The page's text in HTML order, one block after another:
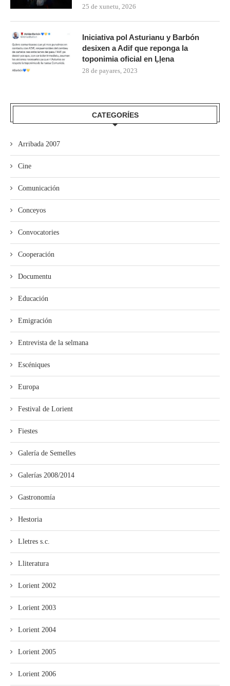
25 de xunetu, 2026
Iniciativa pol Asturianu y Barbón
desixen a Adif que reponga la
toponimia oficial en Ḷḷena
28 de payares, 2023
CATEGORÍES
Arribada 2007
Cine
Comunicación
Conceyos
Convocatories
Cooperación
Documentu
Educación
Emigración
Entrevista de la selmana
Escéniques
Europa
Festival de Lorient
Fiestes
Galería de Semelles
Galerías 2008/2014
Gastronomía
Hestoria
Lletres s.c.
Lliteratura
Lorient 2002
Lorient 2003
Lorient 2004
Lorient 2005
Lorient 2006